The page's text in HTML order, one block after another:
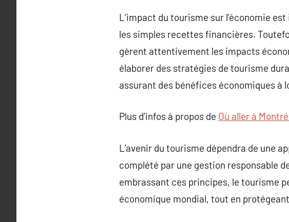
L’impact du tourisme sur l’économie
les simples recettes financières.
gèrent attentivement les impacts
élaborer des stratégies de tourisme
assurant des bénéfices économiques à
Plus d’infos à propos de Où aller à
L’avenir du tourisme dépendra de une
complété par une gestion responsable
embrassant ces principes, le tourisme
économique mondial, tout en